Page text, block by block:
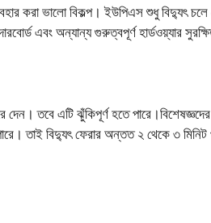
করা ভালো বিকল্প। ইউপিএস শুধু বিদ্যুৎ চলে
এবং অন্যান্য গুরুত্বপূর্ণ হার্ডওয়্যার
তবে এটি ঝুঁকিপূর্ণ হতে
তাই বিদ্যুৎ ফেরার অন্তত ২ থেকে ৩